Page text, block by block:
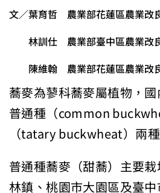
文／葉育哲 農業部花蓮區農業改
林訓仕 農業部臺中區農業改
陳維翰 農業部花蓮區農業改
蕎麥為蓼科蕎麥屬植物，
普通種（common
（tatary buckwheat）兩
普通種蕎麥（甜蕎）主要